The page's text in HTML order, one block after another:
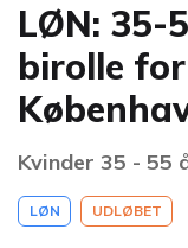
LØN: 35-
birolle
Kvinder 35 - 55
LØN UDLØBET